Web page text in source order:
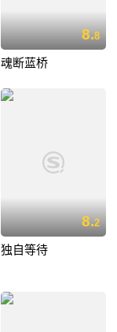
8.8
魂断蓝桥
8.2
独自等待